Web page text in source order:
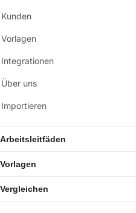
Kunden
Vorlagen
Integrationen
Über uns
Importieren
Arbeitsleitfäden
Vorlagen
Vergleichen